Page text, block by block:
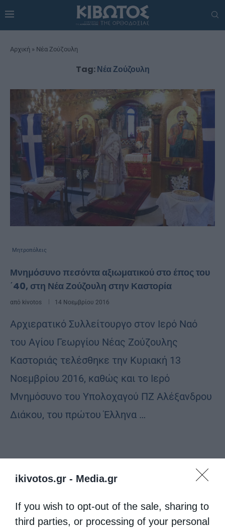
ikivotos.gr - Media.gr
If you wish to opt-out of the sale, sharing to
third parties, or processing of your personal
Αρχική » Νέα Ζούζουλη
Tag:Νέα Ζούζουλη
Μητροπόλεις
Μνημόσυνο πεσόντα αξιωματικού στο έπος του
΄40, στη Νέα Ζούζουλη στην Καστορία
από kivotos 14 Νοεμβρίου 2016
Αρχιερατικό Συλλείτουργο στον Ιερό Ναό
του Αγίου Γεωργίου Νέας Ζούζουλης
Καστοριάς τελέσθηκε την Κυριακή 13
Νοεμβρίου 2016, καθώς και το Ιερό
Μνημόσυνο του Υπολοχαγού ΠΖ Αλέξανδρου
Διάκου, του πρώτου Έλληνα …